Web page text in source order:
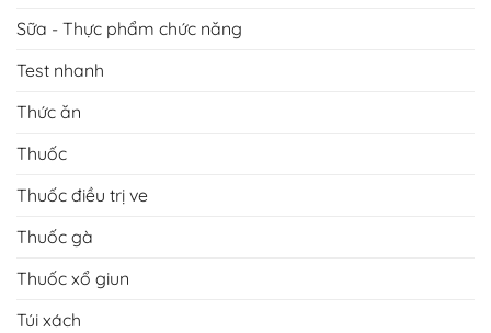
Sữa - Thực phẩm chức năng
Test nhanh
Thức ăn
Thuốc
Thuốc điều trị ve
Thuốc gà
Thuốc xổ giun
Túi xách